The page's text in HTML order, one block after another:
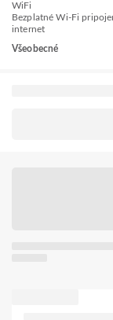
WiFi
Bezplatné Wi-Fi
internet
Všeobecné